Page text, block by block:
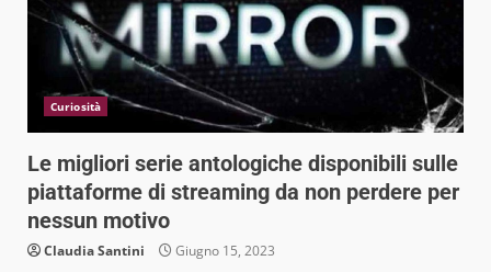
Curiosità
Le migliori serie antologiche disponibili sulle
piattaforme di streaming da non perdere per
nessun motivo
Claudia Santini Giugno 15, 2023